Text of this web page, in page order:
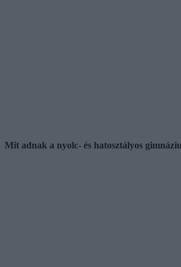
Mit adnak a nyolc- és hatosztályos